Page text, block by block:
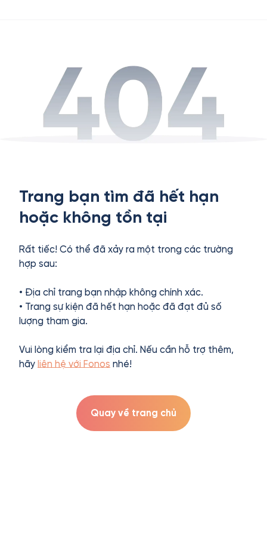
Trang bạn tìm đã hết hạn
hoặc không tồn tại
Rất tiếc! Có thể đã xảy ra một trong các trường
hợp sau:
• Địa chỉ trang bạn nhập không chính xác.
• Trang sự kiện đã hết hạn hoặc đã đạt đủ số
lượng tham gia.
Vui lòng kiểm tra lại địa chỉ. Nếu cần hỗ trợ thêm,
hãy liên hệ với Fonos nhé!
Quay về trang chủ